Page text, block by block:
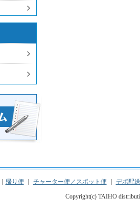
帰り便 チャーター便／スポット便 デポ配送
Copyright(c) TAIHO